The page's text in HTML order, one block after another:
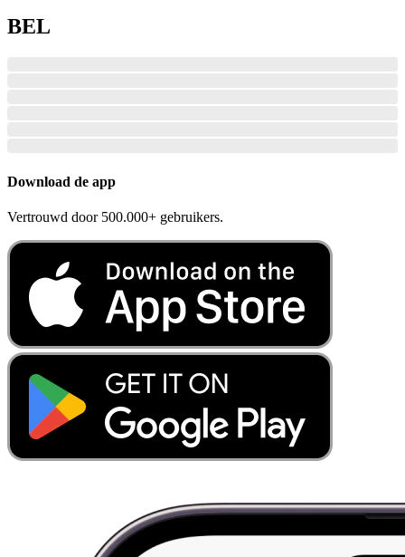
BEL
Download de app
Vertrouwd door 500.000+ gebruikers.